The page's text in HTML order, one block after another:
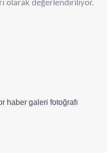
olarak değerlendiriliyor.